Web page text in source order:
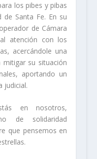
los pibes y pibas
de Santa Fe. En su
de Cámara
atención con los
acercándole una
su situación
aportando un
judicial.
en nosotros,
de solidaridad
que pensemos en